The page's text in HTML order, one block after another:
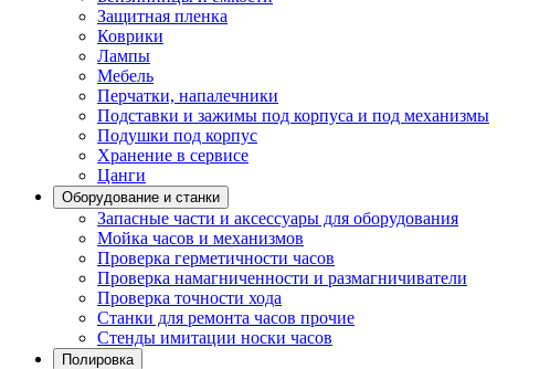
Защитная пленка
Коврики
Лампы
Мебель
Перчатки, напалечники
Подставки и зажимы под корпуса и под механизмы
Подушки под корпус
Хранение в сервисе
Цанги
Оборудование и станки
Запасные части и аксессуары для оборудования
Мойка часов и механизмов
Проверка герметичности часов
Проверка намагниченности и размагничиватели
Проверка точности хода
Станки для ремонта часов прочие
Стенды имитации носки часов
Полировка